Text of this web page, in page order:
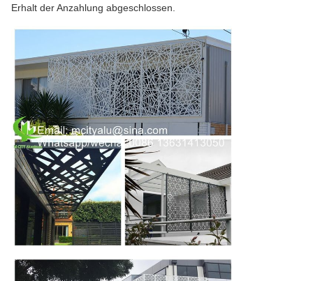
Erhalt der Anzahlung abgeschlossen.